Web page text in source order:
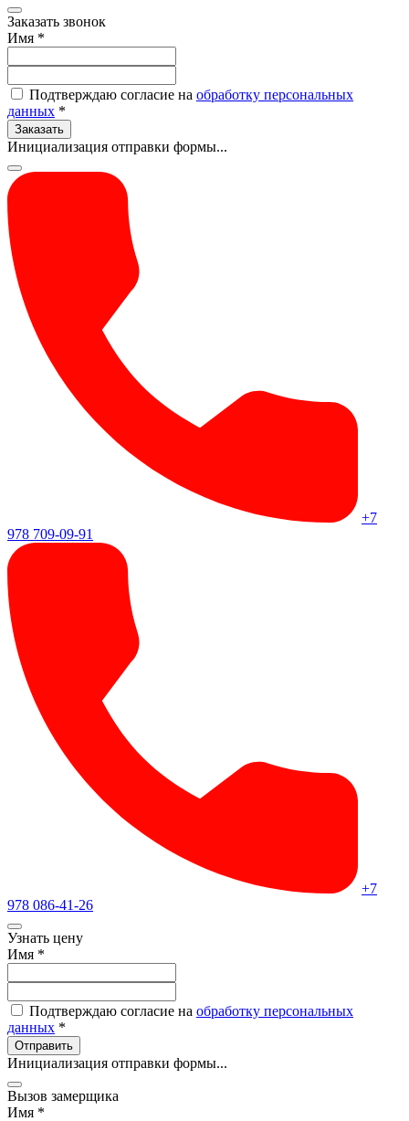
Заказать звонок
Имя *
Подтверждаю согласие на обработку персональных
данных *
Заказать
Инициализация отправки формы...
+7
978 709-09-91
+7
978 086-41-26
Узнать цену
Имя *
Подтверждаю согласие на обработку персональных
данных *
Отправить
Инициализация отправки формы...
Вызов замерщика
Имя *